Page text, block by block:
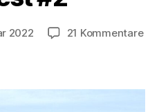
2022 21 Kommentarezu